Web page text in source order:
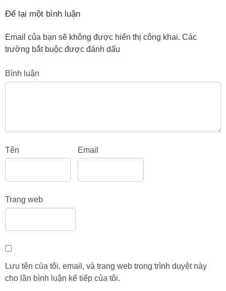
Để lại một bình luận
Email của bạn sẽ không được hiển thị công khai. Các
trường bắt buộc được đánh dấu
Bình luận
Tên Email
Trang web
Lưu tên của tôi, email, và trang web trong trình duyệt này
cho lần bình luận kế tiếp của tôi.